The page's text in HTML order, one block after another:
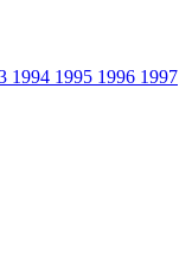
1994 1995 1996 1997